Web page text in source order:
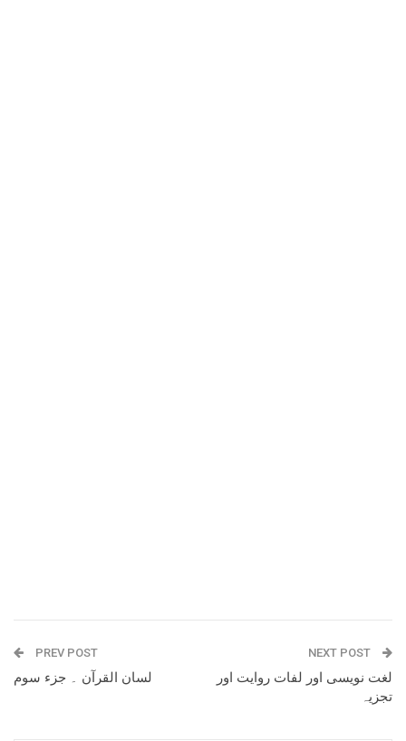
PREV POST
لسان القرآن ۔ جزء سوم
NEXT POST
لغت نویسی اور لفات روایت اور
تجزیہ